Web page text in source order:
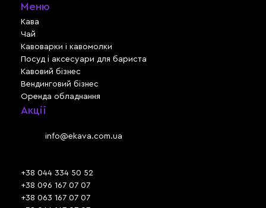
Меню
Кава
Чай
Кавоварки і кавомолки
Посуд і аксесуари для бариста
Кавовий бізнес
Вендинговий бізнес
Оренда обладнання
Акції
info@ekava.com.ua
+38 044 334 50 52
+38 096 167 07 07
+38 063 167 07 07